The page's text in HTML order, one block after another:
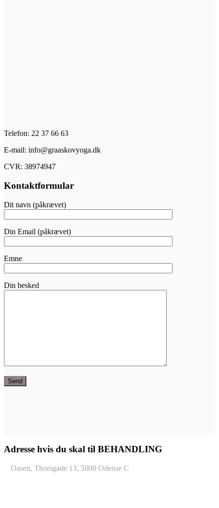
Telefon: 22 37 66 63
E-mail: info@graaskovyoga.dk
CVR: 38974947
Kontaktformular
Dit navn (påkrævet)
Din Email (påkrævet)
Emne
Din besked
Adresse hvis du skal til BEHANDLING
Oasen, Thorsgade 13, 5000 Odense C